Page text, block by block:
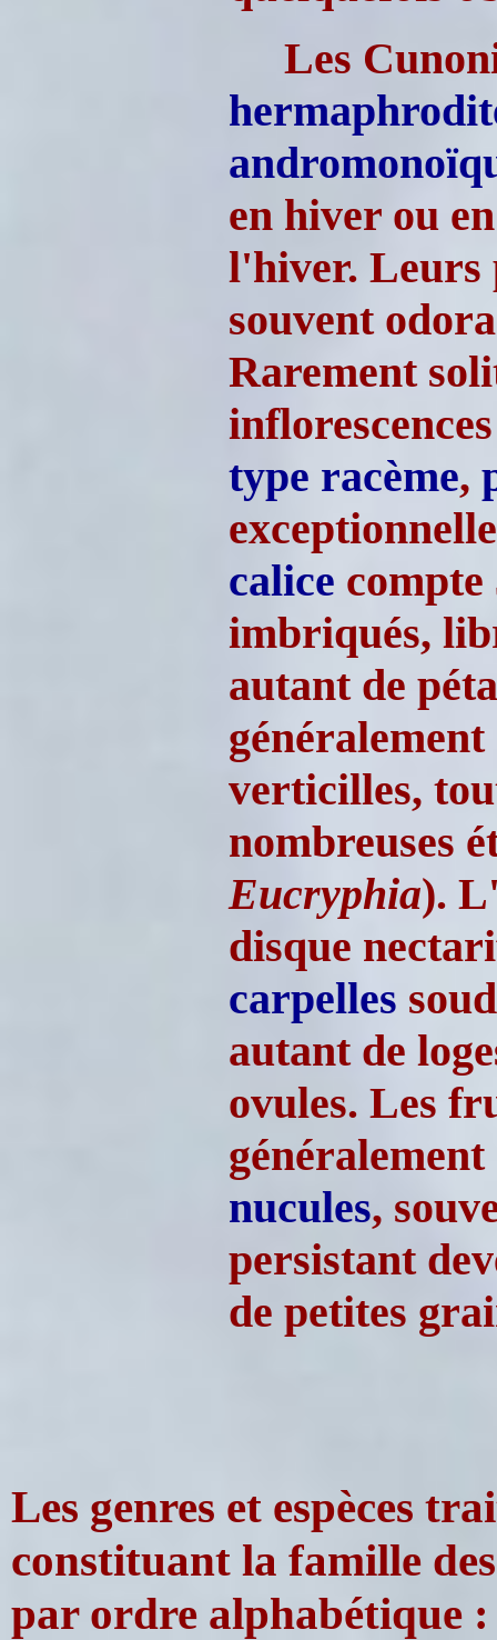
Les
en hiver ou
l'hiver. Leurs
souvent
Rarement
type racème,
calice compte
imbriqués,
autant de
généralement
verticilles,
nombreuses
Eucryphia).
disque
carpelles
autant de
ovules. Les
nucules,
persistant
de petites
Les genres et espèces
constituant la famille
par ordre alphabétique :